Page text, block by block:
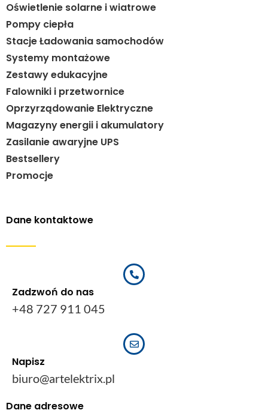
Oświetlenie solarne i wiatrowe
Pompy ciepła
Stacje Ładowania samochodów
Systemy montażowe
Zestawy edukacyjne
Falowniki i przetwornice
Oprzyrządowanie Elektryczne
Magazyny energii i akumulatory
Zasilanie awaryjne UPS
Bestsellery
Promocje
Dane kontaktowe
Zadzwoń do nas
+48 727 911 045
Napisz
biuro@artelektrix.pl
Dane adresowe